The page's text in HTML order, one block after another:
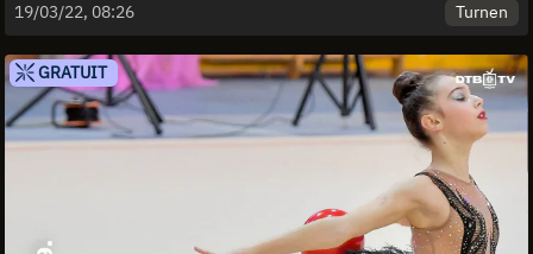
19/03/22, 08:26
Turnen
GRATUIT